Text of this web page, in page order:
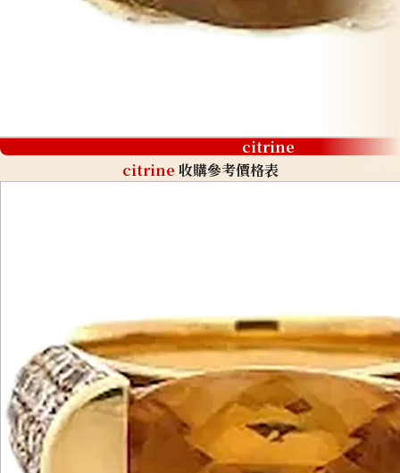
citrine
citrine 收購參考價格表